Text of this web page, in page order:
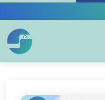
نشانه‌ای طبیعی